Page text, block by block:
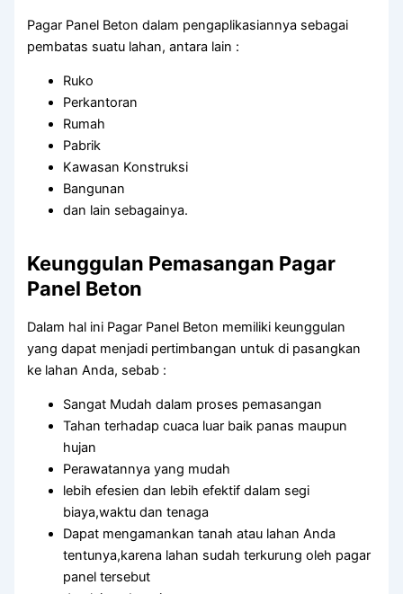
Pagar Panel Beton dalam pengaplikasiannya sebagai
pembatas suatu lahan, antara lain :
Ruko
Perkantoran
Rumah
Pabrik
Kawasan Konstruksi
Bangunan
dan lain sebagainya.
Keunggulan Pemasangan Pagar
Panel Beton
Dalam hal ini Pagar Panel Beton memiliki keunggulan
yang dapat menjadi pertimbangan untuk di pasangkan
ke lahan Anda, sebab :
Sangat Mudah dalam proses pemasangan
Tahan terhadap cuaca luar baik panas maupun
hujan
Perawatannya yang mudah
lebih efesien dan lebih efektif dalam segi
biaya,waktu dan tenaga
Dapat mengamankan tanah atau lahan Anda
tentunya,karena lahan sudah terkurung oleh pagar
panel tersebut